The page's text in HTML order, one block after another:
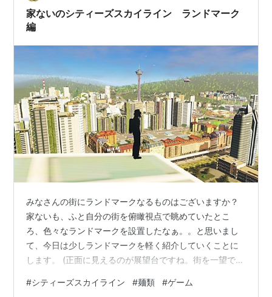
ロスが放ったメテオです。 このゲ…
家ないのシティーズスカイライン ランドマーク
編
みなさんの街にランドマークなるものはございますか？
家ないも、ふと自分の街を俯瞰視点で眺めていたとこ
ろ、色々なランドマークを設置したなぁ。。と思いまし
て、今日は少しランドマークを軽く紹介していくことに
します。 (正面に見えるのが展望台ですね。街を一望でき
殿：オランダにある王宮です。ヨーロッパ風の街並みに
#シティーズスカイライン #麺類 #ゲーム